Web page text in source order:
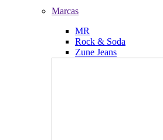
Marcas
MR
Rock & Soda
Zune Jeans